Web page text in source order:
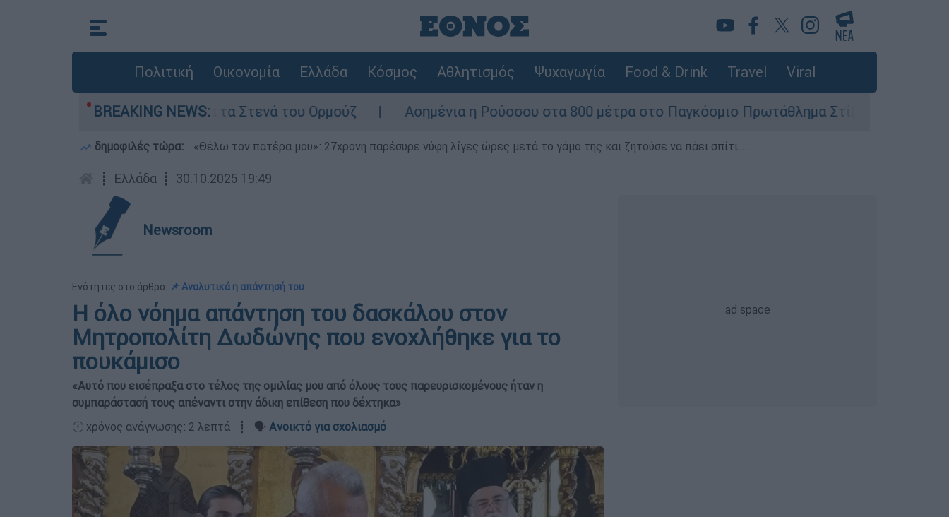
Πολιτική Οικονομία Ελλάδα Κόσμος Αθλητισμός Ψυχαγωγία Food & Drink Travel Viral
BREAKING NEWS:
της Τεχεράνης για τα Στενά του Ορμούζ Ασημένια η Ρούσσου στα 800 μέτρα στο Παγκόσμιο Πρωτάθλημα Στίβου Κ20
δημοφιλές τώρα: «Θέλω τον πατέρα μου»: 27χρονη παρέσυρε νύφη λίγες ώρες μετά το γάμο της και ζητούσε να πάει σπίτι...
┋ Ελλάδα ┋ 30.10.2025 19:49
Newsroom
Ενότητες στο άρθρο: 📌 Αναλυτικά η απάντησή του
Η όλο νόημα απάντηση του δασκάλου στον
Μητροπολίτη Δωδώνης που ενοχλήθηκε για το
πουκάμισο
«Αυτό που εισέπραξα στο τέλος της ομιλίας μου από όλους τους παρευρισκομένους ήταν η
συμπαράστασή τους απέναντι στην άδικη επίθεση που δέχτηκα»
🕛 χρόνος ανάγνωσης: 2 λεπτά ┋ 🗣️ Ανοικτό για σχολιασμό